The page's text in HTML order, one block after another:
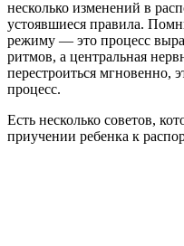
несколько изменений в
устоявшиеся правила.
режиму — это процесс
ритмов, а центральная
перестроиться мгновенно,
процесс.
Есть несколько советов,
приучении ребенка к